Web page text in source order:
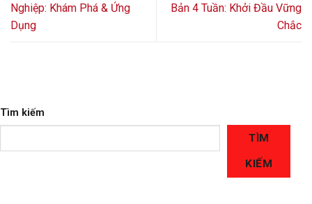
Nghiệp: Khám Phá & Ứng
Dụng
Bản 4 Tuần: Khởi Đầu Vững
Chắc
Tìm kiếm
TÌM
KIẾM